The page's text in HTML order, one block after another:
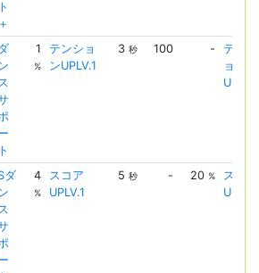
ト
＋
ト
1
%
テンショ
ンUPLV.1
3 秒 100 -
テンシ
ョン
UPLV.1
ダ
4
%
スコア
UPLV.1
5 秒 - 20 %
スコア
UPLV.1